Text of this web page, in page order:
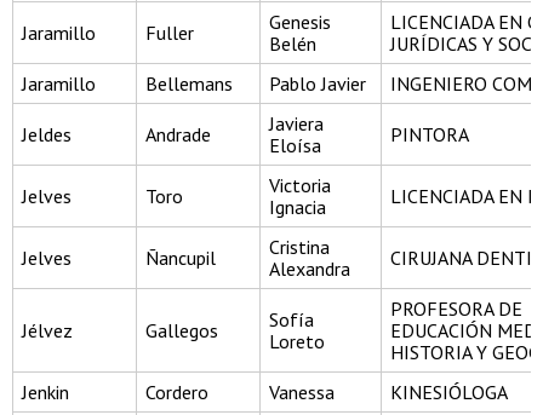
Jaramillo Fuller
Genesis
Belén
LICENCIADA EN
JURÍDICAS Y
Jaramillo
Bellemans Pablo Javier INGENIERO
Jeldes Andrade
Javiera
Eloísa
PINTORA
Jelves Toro
Victoria
Ignacia
LICENCIADA EN
Jelves Ñancupil
Cristina
Alexandra
CIRUJANA
Jélvez Gallegos
Sofía
Loreto
PROFESORA DE
EDUCACIÓN
HISTORIA Y
Jenkin
Cordero Vanessa KINESIÓLOGA